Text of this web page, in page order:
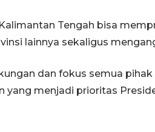
Tengah bisa
lainnya sekaligus
dan fokus semua
yang menjadi prioritas